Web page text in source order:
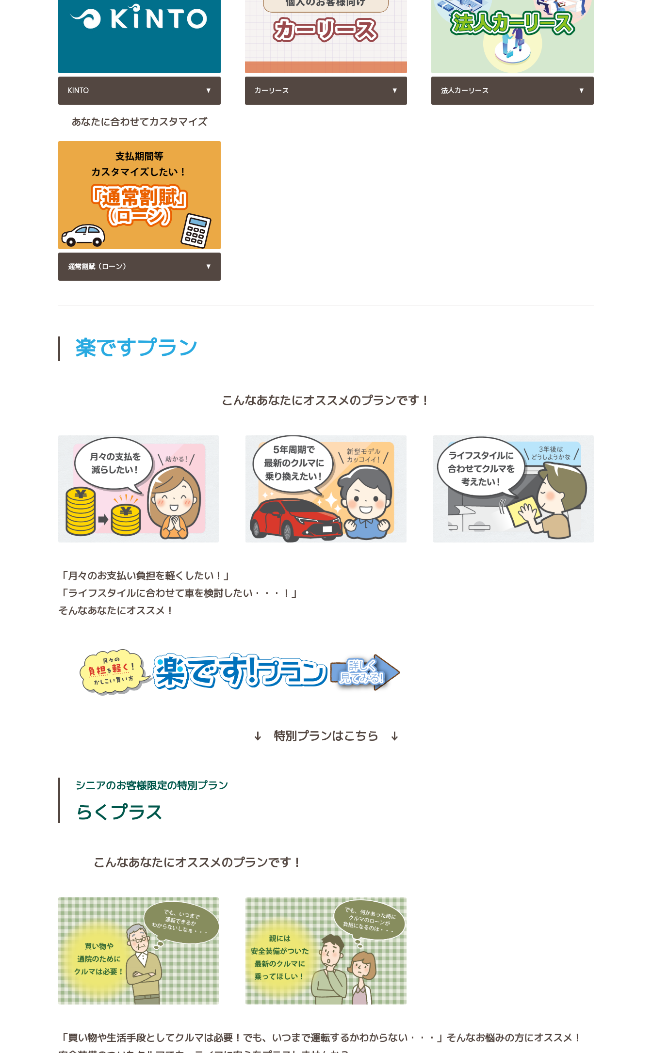
KINTO カーリース 法人カーリース
あなたに合わせてカスタマイズ
通常割賦（ローン）
楽ですプラン
こんなあなたにオススメのプランです！
「月々のお支払い負担を軽くしたい！」
「ライフスタイルに合わせて車を検討したい・・・！」
そんなあなたにオススメ！
↓ 特別プランはこちら ↓
シニアのお客様限定の特別プラン
らくプラス
こんなあなたにオススメのプランです！
「買い物や生活手段としてクルマは必要！でも、いつまで運転するかわからない・・・」そんなお悩みの方にオススメ！